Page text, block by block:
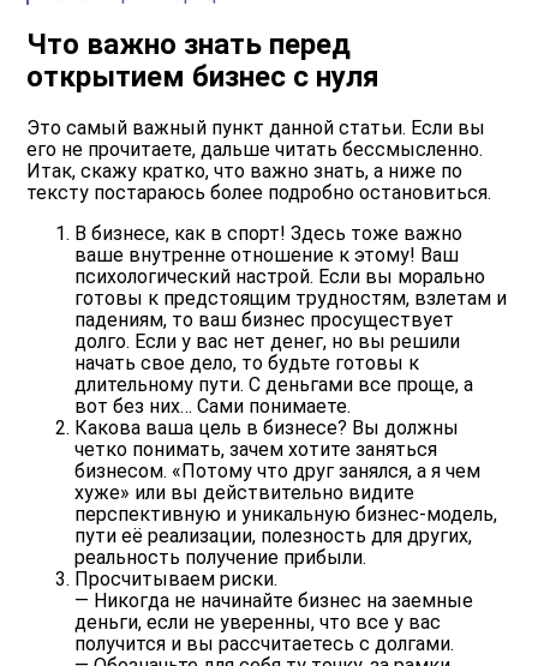
Что важно знать перед
открытием бизнес с нуля
Это самый важный пункт данной статьи. Если вы
его не прочитаете, дальше читать бессмысленно.
Итак, скажу кратко, что важно знать, а ниже по
тексту постараюсь более подробно остановиться.
В бизнесе, как в спорт!Здесь тоже важно
ваше внутренне отношение к этому! Ваш
психологический настрой. Если вы морально
готовы к предстоящим трудностям, взлетам и
падениям, то ваш бизнес просуществует
долго. Если у вас нет денег, но вы решили
начать свое дело, то будьте готовы к
длительному пути. С деньгами все проще, а
вот без них… Сами понимаете.
Какова ваша цель в бизнесе? Вы должны
четко понимать, зачем хотите заняться
бизнесом. «Потому что друг занялся, а я чем
хуже» или вы действительно видите
перспективную и уникальную бизнес-модель,
пути её реализации, полезность для других,
реальность получение прибыли.
Просчитываем риски.
— Никогда не начинайте бизнес на заемные
деньги, если не уверенны, что все у вас
получится и вы рассчитаетесь с долгами.